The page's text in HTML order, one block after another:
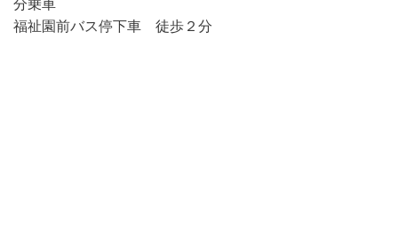
分乗車
福祉園前バス停下車 徒歩２分